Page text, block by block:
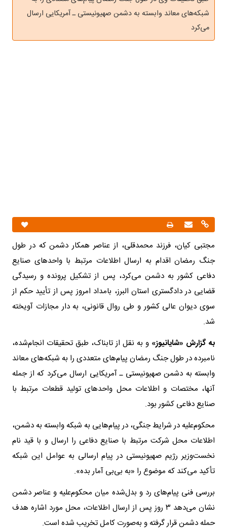
شبکه‌های معاند وابسته به دشمن صهیونیستی ـ آمریکایی ارسال
می‌کرد
مجتبی کیان، فرزند محمدقلی، از عناصر همکار دشمن که در طول
جنگ رمضان اقدام به ارسال اطلاعات مرتبط با واحد‌های صنایع
دفاعی کشور به دشمن می‌کرد، پس از تشکیل پرونده و رسیدگی
قضایی در دادگستری استان البرز، بامداد امروز پس از تأیید حکم از
سوی دیوان عالی کشور و طی روال قانونی، به دار مجازات آویخته
شد.
به گزارش «شایانیوز» و به نقل از تابناک، طبق تحقیقات انجام‌شده،
نامبرده در طول جنگ رمضان پیام‌های متعددی را به شبکه‌های معاند
وابسته به دشمن صهیونیستی ـ آمریکایی ارسال می‌کرد که از جمله
آنها، مختصات و اطلاعات محل واحد‌های تولید قطعات مرتبط با
صنایع دفاعی کشور بود.
محکوم‌علیه در شرایط جنگی، در پیام‌هایی به شبکه وابسته به دشمن،
اطلاعات محل شرکت مرتبط با صنایع دفاعی را ارسال و با قید نام
نخست‌وزیر رژیم صهیونیستی در پیام ارسالی به عوامل این شبکه
تأکید می‌کند که موضوع را «به بی‌بی آمار بده».
بررسی فنی پیام‌های رد و بدل‌شده میان محکوم‌علیه و عناصر دشمن
نشان می‌دهد ۳ روز پس از ارسال اطلاعات، محل مورد اشاره هدف
حمله دشمن قرار گرفته و به‌صورت کامل تخریب شده است.